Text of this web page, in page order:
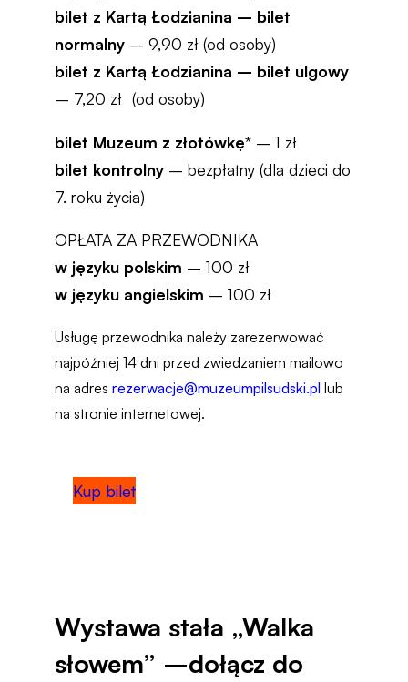
bilet z Kartą Łodzianina – bilet
normalny – 9,90 zł (od osoby)
bilet z Kartą Łodzianina – bilet ulgowy
– 7,20 zł (od osoby)
bilet Muzeum z złotówkę* – 1 zł
bilet kontrolny – bezpłatny (dla dzieci do
7. roku życia)
OPŁATA ZA PRZEWODNIKA
w języku polskim – 100 zł
w języku angielskim – 100 zł
Usługę przewodnika należy zarezerwować
najpóźniej 14 dni przed zwiedzaniem mailowo
na adres rezerwacje@muzeumpilsudski.pl lub
na stronie internetowej.
Kup bilet
Wystawa stała „Walka
słowem” –dołącz do